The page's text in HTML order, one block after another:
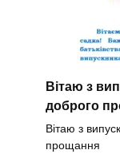
Вітаю з
доброго
Вітаю з
прощання